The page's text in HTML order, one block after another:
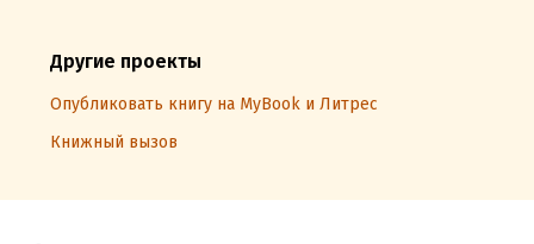
Другие проекты
Опубликовать книгу на MyBook и Литрес
Книжный вызов